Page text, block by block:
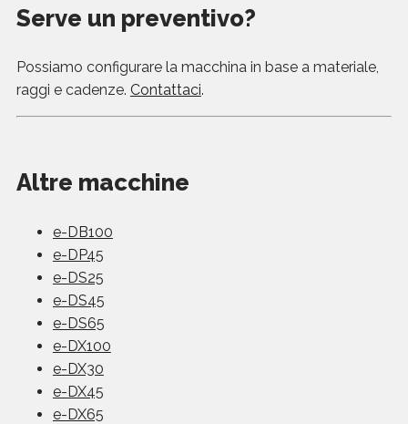
Serve un preventivo?
Possiamo configurare la macchina in base a materiale,
raggi e cadenze. Contattaci.
Altre macchine
e-DB100
e-DP45
e-DS25
e-DS45
e-DS65
e-DX100
e-DX30
e-DX45
e-DX65